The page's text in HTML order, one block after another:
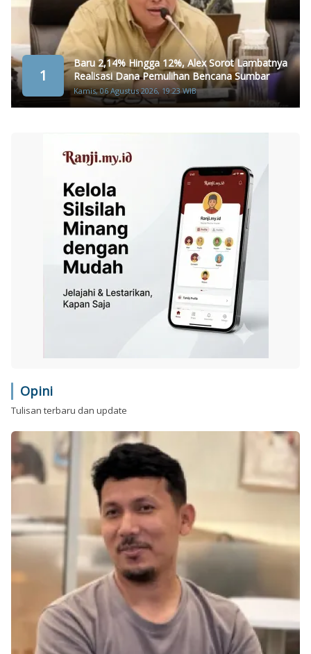
1
Baru 2,14% Hingga 12%, Alex Sorot Lambatnya
Realisasi Dana Pemulihan Bencana Sumbar
Kamis, 06 Agustus 2026, 19:23 WIB
Opini
Tulisan terbaru dan update